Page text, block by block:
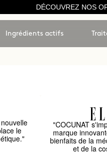
DÉCOUVREZ NOS
Ingrédients actifs
le
"COCUNAT
marque
bienfaits de la
et de la